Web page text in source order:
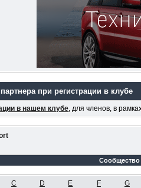
при регистрации в клубе
в нашем клубе, для членов, в
Сообщество
C D E F G